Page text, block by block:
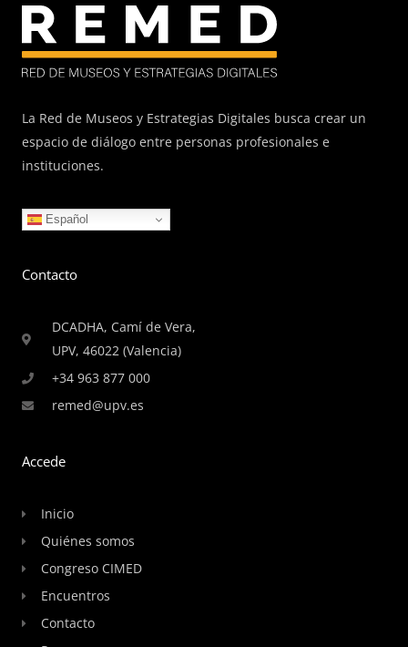
La Red de Museos y Estrategias Digitales busca crear un
espacio de diálogo entre personas profesionales e
instituciones.
Español
Contacto
DCADHA, Camí de Vera,
UPV, 46022 (Valencia)
+34 963 877 000
remed@upv.es
Accede
Inicio
Quiénes somos
Congreso CIMED
Encuentros
Contacto